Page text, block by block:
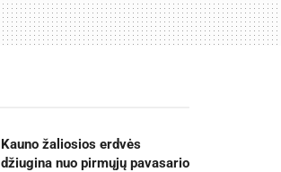
Kauno žaliosios erdvės
džiugina nuo pirmųjų pavasario